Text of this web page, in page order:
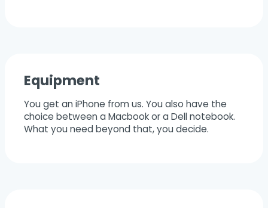
Equipment
You get an iPhone from us. You also have the
choice between a Macbook or a Dell notebook.
What you need beyond that, you decide.